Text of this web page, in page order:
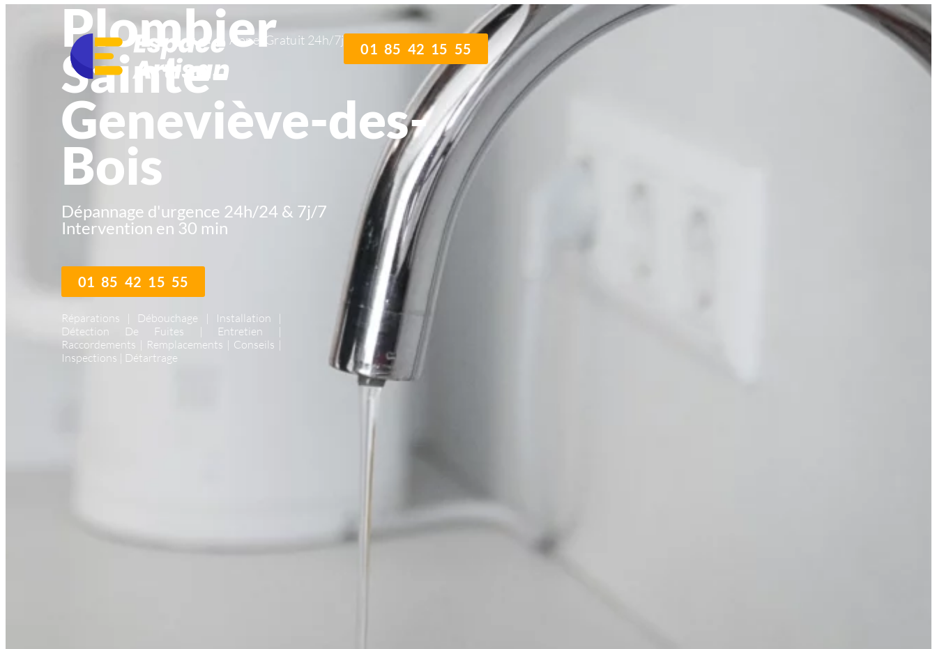
Appel Gratuit 24h/7j
01 85 42 15 55
Plombier
Sainte-
Geneviève-des-
Bois
Dépannage d'urgence 24h/24 & 7j/7
Intervention en 30 min
01 85 42 15 55
Réparations | Débouchage | Installation |
Détection De Fuites | Entretien |
Raccordements | Remplacements | Conseils |
Inspections | Détartrage